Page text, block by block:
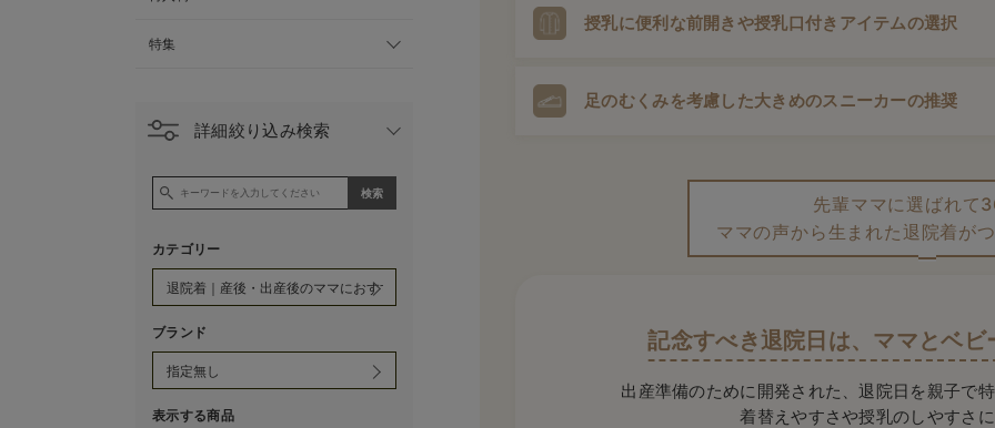
特集
詳細絞り込み検索
カテゴリー
ブランド
表示する商品
体型はまだ妊娠前には戻っていません。入院時に着ていたマタニ
産後も対応できるものだと荷物も減らせて便利です。
授乳に便利な前開きや授乳口付き アイテムの選択
途中で授乳をすることも考えて、前開きタイプや授乳口が付いた
授乳できる仕様を選びましょう。
足のむくみを考慮した大きめのスニーカーの推奨
先輩ママに選ばれて
ママの声から生まれた退院着が
記念すべき退院日は、 ママとベビ
出産準備のために開発された、退院日を親子で
着替えやすさや授乳のしやすさ